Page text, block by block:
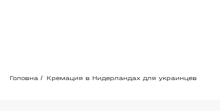
Головна / Кремация в Нидерландах для украинцев